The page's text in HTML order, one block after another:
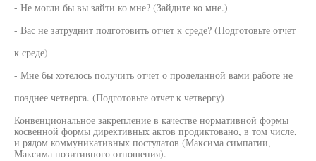
- Не могли бы вы зайти ко мне? (Зайдите ко мне.)
- Вас не затруднит подготовить отчет к среде? (Подготовьте отчет
к среде)
- Мне бы хотелось получить отчет о проделанной вами работе не
позднее четверга. (Подготовьте отчет к четвергу)
Конвенциональное закрепление в качестве нормативной формы
косвенной формы директивных актов продиктовано, в том числе,
и рядом коммуникативных постулатов (Максима симпатии,
Максима позитивного отношения).